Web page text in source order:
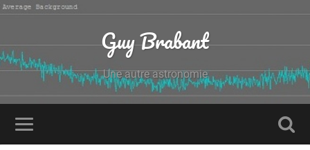
Guy Brabant
Une autre astronomie